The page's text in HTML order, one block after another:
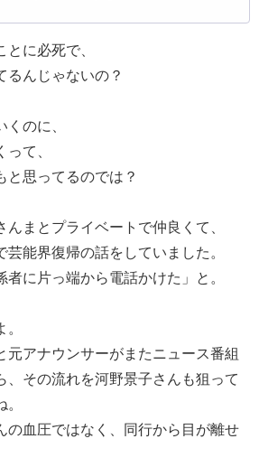
に必死で、
るんじゃないの？
のに、
て、
と思ってるのでは？
まとプライベートで仲良くて、
芸能界復帰の話をしていました。
者に片っ端から電話かけた」と。
元アナウンサーがまたニュース番組
、その流れを河野景子さんも狙って
の血圧ではなく、同行から目が離せ